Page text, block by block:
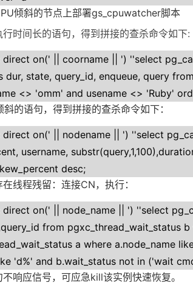
倾斜的节点上部署gs_cpuwatcher脚本
行时间长的语句，得到拼接的查杀命令如下:
direct on(' || coorname || ') ''select
dur, state, query_id, enqueue, query
<> 'omm' and usename <> 'Ruby'
斜的语句，得到拼接的查杀命令如下：
direct on(' || nodename || ') ''select
username,
desc;
在线程残留：连接CN，执行：
direct on(' || node_name || ') ''select
from pgxc_thread_wait_status
a where a.node_name
'd%' and b.wait_status not in ('wait
响应信号，可应急kill该实例快速恢复。